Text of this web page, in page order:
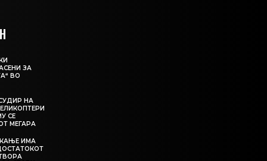
ЗА
ВО
НА
СЕ
МЕГАРА
ИМА